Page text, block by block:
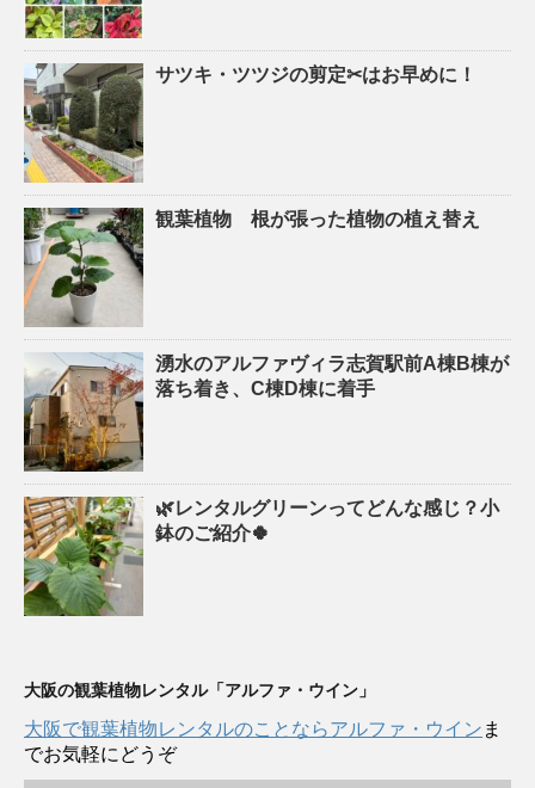
サツキ・ツツジの剪定✂はお早めに！
観葉植物 根が張った植物の植え替え
湧水のアルファヴィラ志賀駅前A棟B棟が
落ち着き、C棟D棟に着手
🌿レンタルグリーンってどんな感じ？小
鉢のご紹介🍀
大阪の観葉植物レンタル「アルファ・ウイン」
大阪で観葉植物レンタルのことならアルファ・ウイン ま
でお気軽にどうぞ